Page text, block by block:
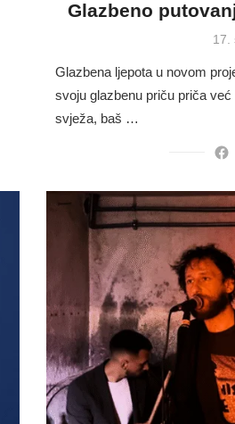
Glazbeno
17.
Glazbena ljepota u novom
svoju glazbenu priču priča
svježa, baš …